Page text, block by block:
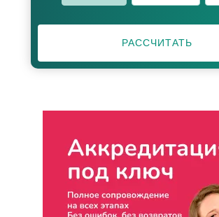
РАССЧИТАТЬ